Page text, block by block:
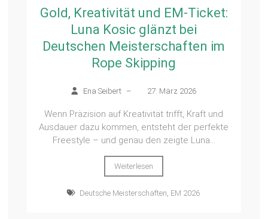
Gold, Kreativität und EM-Ticket:
Luna Kosic glänzt bei
Deutschen Meisterschaften im
Rope Skipping
Ena Seibert – 27. März 2026
Wenn Präzision auf Kreativität trifft, Kraft und
Ausdauer dazu kommen, entsteht der perfekte
Freestyle – und genau den zeigte Luna...
Weiterlesen
Deutsche Meisterschaften EM 2026